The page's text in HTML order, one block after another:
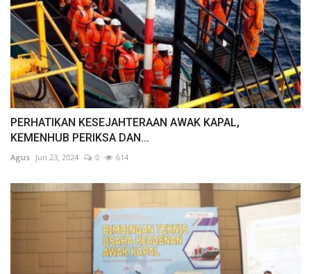
PERHATIKAN KESEJAHTERAAN AWAK KAPAL,
KEMENHUB PERIKSA DAN...
Agus Jun 23, 2024 0 614